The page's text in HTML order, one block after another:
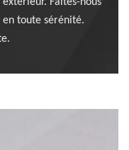
toute sérénité.